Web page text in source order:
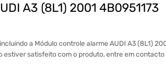
A3 (8L1) 2001 4B0951173
a Módulo controle alarme AUDI A3 (8L1)
estiver satisfeito com o produto, entre em